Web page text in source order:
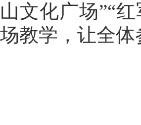
山文化广场”“
场教学，让全